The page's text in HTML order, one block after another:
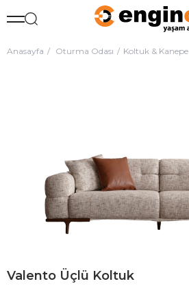
Anasayfa Oturma Odası Koltuk & Kanepe
Valento Üçlü Koltuk